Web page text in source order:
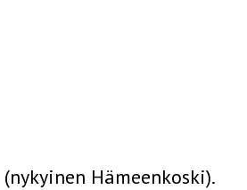
Hämeenkoski).